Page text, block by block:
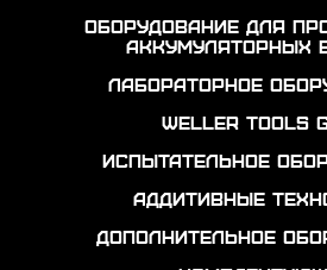
Оборудование для
аккумуляторных
Лабораторное
Weller Tools
Испытательное
Аддитивные
Дополнительное